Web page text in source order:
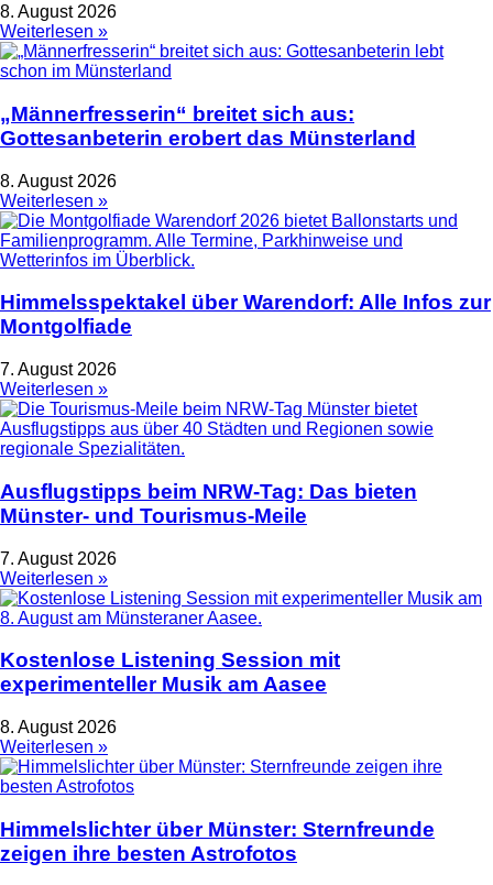
8. August 2026
Weiterlesen »
„Männerfresserin“ breitet sich aus:
Gottesanbeterin erobert das Münsterland
8. August 2026
Weiterlesen »
Himmelsspektakel über Warendorf: Alle Infos zur
Montgolfiade
7. August 2026
Weiterlesen »
Ausflugstipps beim NRW-Tag: Das bieten
Münster- und Tourismus-Meile
7. August 2026
Weiterlesen »
Kostenlose Listening Session mit
experimenteller Musik am Aasee
8. August 2026
Weiterlesen »
Himmelslichter über Münster: Sternfreunde
zeigen ihre besten Astrofotos